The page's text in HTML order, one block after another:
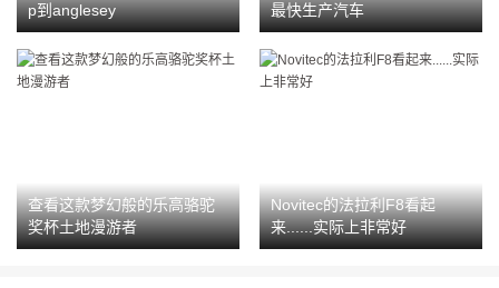
p到anglesey
最快生产汽车
查看这款梦幻般的乐高骆驼
奖杯土地漫游者
Novitec的法拉利F8看起
来......实际上非常好